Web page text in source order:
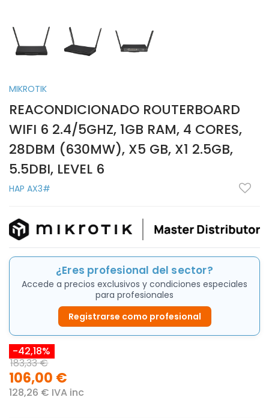
MIKROTIK
REACONDICIONADO ROUTERBOARD
WIFI 6 2.4/5GHZ, 1GB RAM, 4 CORES,
28DBM (630MW), X5 GB, X1 2.5GB,
5.5DBI, LEVEL 6
HAP AX3#
¿Eres profesional del sector?
Accede a precios exclusivos y condiciones especiales
para profesionales
Registrarse como profesional
-42,18%
183,33 €
106,00 €
128,26 € IVA inc